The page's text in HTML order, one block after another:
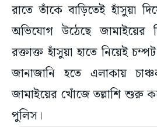
রাতে তাঁকে বাড়িতেই হাঁসুয়া
অভিযোগ উঠেছে জামাইয়ের
রক্তাক্ত হাঁসুয়া হাতে নিয়েই
জানাজানি হতে এলাকায়
জামাইয়ের খোঁজে তল্লাশি শুরু
পুলিস।